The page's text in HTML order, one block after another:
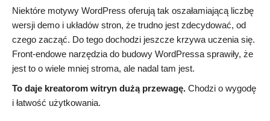
Niektóre motywy WordPress oferują tak oszałamiającą liczbę
wersji demo i układów stron, że trudno jest zdecydować, od
czego zacząć. Do tego dochodzi jeszcze krzywa uczenia się.
Front-endowe narzędzia do budowy WordPressa sprawiły, że
jest to o wiele mniej stroma, ale nadal tam jest.
To daje kreatorom witryn dużą przewagę. Chodzi o wygodę
i łatwość użytkowania.